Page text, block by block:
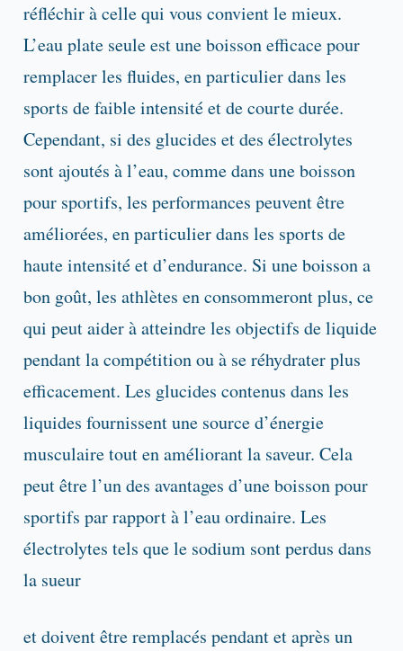
réfléchir à celle qui vous convient le mieux.
L’eau plate seule est une boisson efficace pour
remplacer les fluides, en particulier dans les
sports de faible intensité et de courte durée.
Cependant, si des glucides et des électrolytes
sont ajoutés à l’eau, comme dans une boisson
pour sportifs, les performances peuvent être
améliorées, en particulier dans les sports de
haute intensité et d’endurance. Si une boisson a
bon goût, les athlètes en consommeront plus, ce
qui peut aider à atteindre les objectifs de liquide
pendant la compétition ou à se réhydrater plus
efficacement. Les glucides contenus dans les
liquides fournissent une source d’énergie
musculaire tout en améliorant la saveur. Cela
peut être l’un des avantages d’une boisson pour
sportifs par rapport à l’eau ordinaire. Les
électrolytes tels que le sodium sont perdus dans
la sueur
et doivent être remplacés pendant et après un